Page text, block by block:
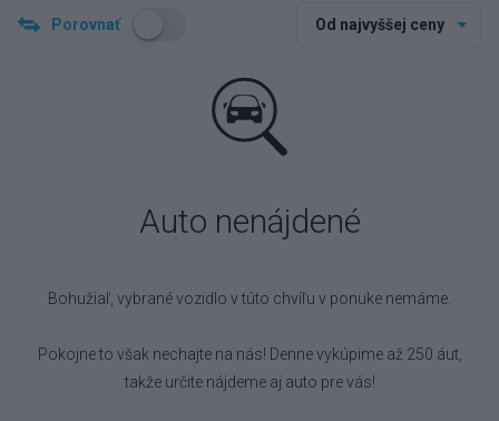
Porovnať Od najvyššej ceny
Auto nenájdené
Bohužiaľ, vybrané vozidlo v túto chvíľu v ponuke nemáme.
Pokojne to však nechajte na nás! Denne vykúpime až 250 áut,
takže určite nájdeme aj auto pre vás!